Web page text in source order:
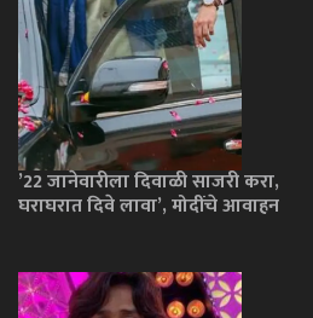
’22 जानेवारीला दिवाळी साजरी करा,
घराघरात दिवे लावा’, मोदींचे आवाहन